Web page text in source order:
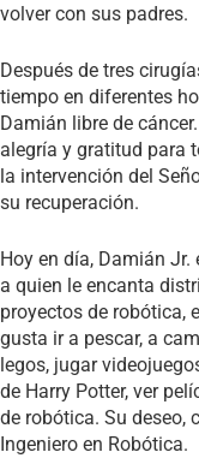
volver con sus padres.
Después de tres
tiempo en diferentes
Damián libre de
alegría y gratitud para
la intervención del
su recuperación.
Hoy en día, Damián
a quien le encanta
proyectos de robótica,
gusta ir a pescar, a
legos, jugar
de Harry Potter, ver
de robótica. Su deseo,
Ingeniero en Robótica.